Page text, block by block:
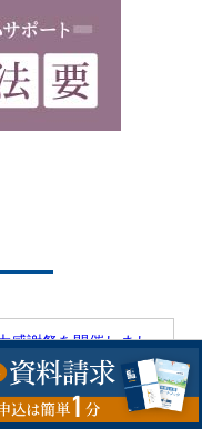
感謝祭を開催しまし
念大感謝祭開催のお